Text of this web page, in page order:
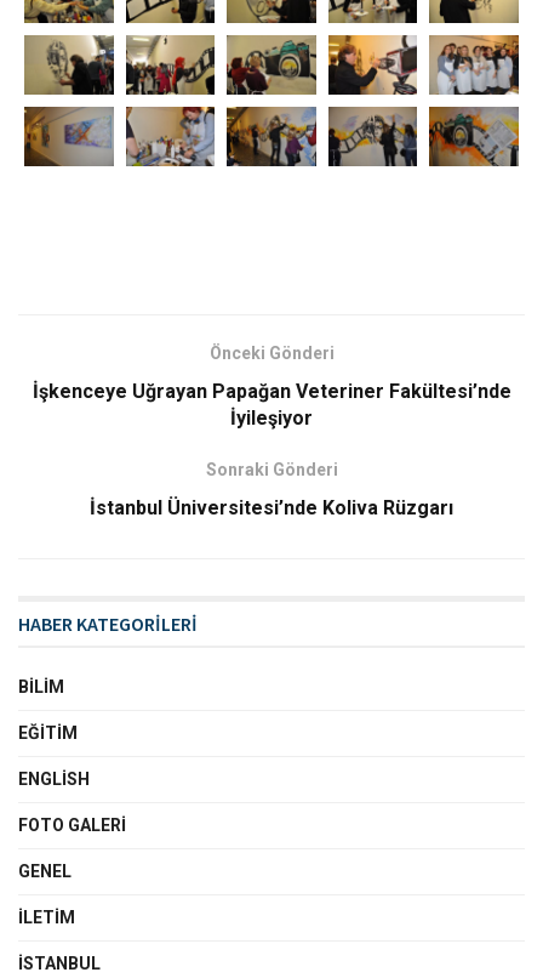
Önceki Gönderi
İşkenceye Uğrayan Papağan Veteriner Fakültesi’nde
İyileşiyor
Sonraki Gönderi
İstanbul Üniversitesi’nde Koliva Rüzgarı
HABER KATEGORİLERİ
BILIM
EĞITIM
ENGLISH
FOTO GALERI
GENEL
İLETIM
İSTANBUL